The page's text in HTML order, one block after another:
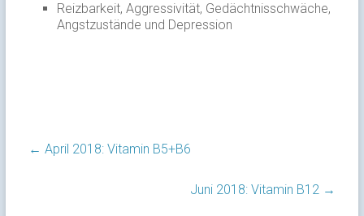
Reizbarkeit, Aggressivität, Gedächtnisschwäche,
Angstzustände und Depression
← April 2018: Vitamin B5+B6
Juni 2018: Vitamin B12 →